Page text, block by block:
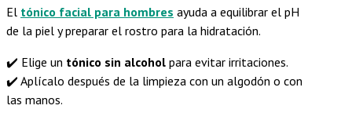
El tónico facial para hombres ayuda a equilibrar el pH
de la piel y preparar el rostro para la hidratación.
✔️ Elige un tónico sin alcohol para evitar irritaciones.
✔️ Aplícalo después de la limpieza con un algodón o con
las manos.